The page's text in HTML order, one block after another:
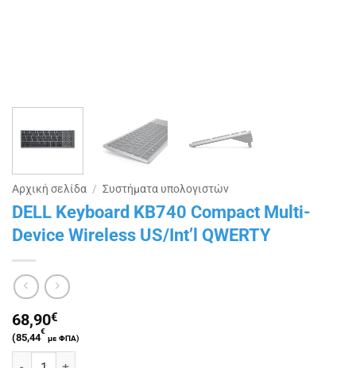
Αρχική σελίδα / Συστήματα υπολογιστών
DELL Keyboard KB740 Compact Multi-
Device Wireless US/Int’l QWERTY
68,90€
(85,44
€
με ΦΠΑ)
DELL Keyboard KB740 Compact Multi-Device Wireless US/Int'l